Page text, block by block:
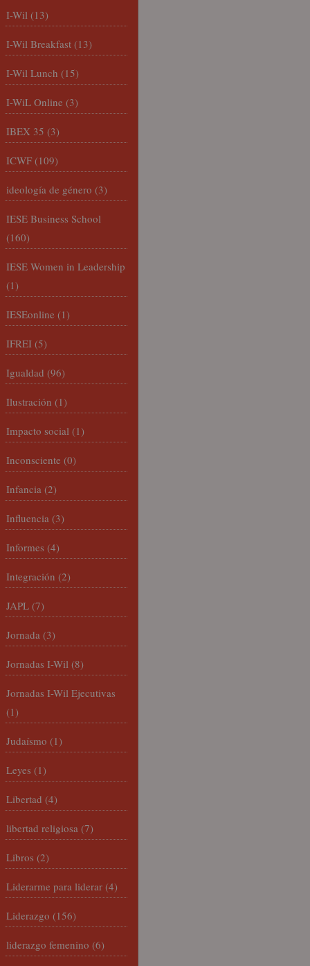
I-Wil (13)
I-Wil Breakfast (13)
I-Wil Lunch (15)
I-WiL Online (3)
IBEX 35 (3)
ICWF (109)
ideología de género (3)
IESE Business School
(160)
IESE Women in Leadership
(1)
IESEonline (1)
IFREI (5)
Igualdad (96)
Ilustración (1)
Impacto social (1)
Inconsciente (0)
Infancia (2)
Influencia (3)
Informes (4)
Integración (2)
JAPL (7)
Jornada (3)
Jornadas I-Wil (8)
Jornadas I-Wil Ejecutivas
(1)
Judaísmo (1)
Leyes (1)
Libertad (4)
libertad religiosa (7)
Libros (2)
Liderarme para liderar (4)
Liderazgo (156)
liderazgo femenino (6)